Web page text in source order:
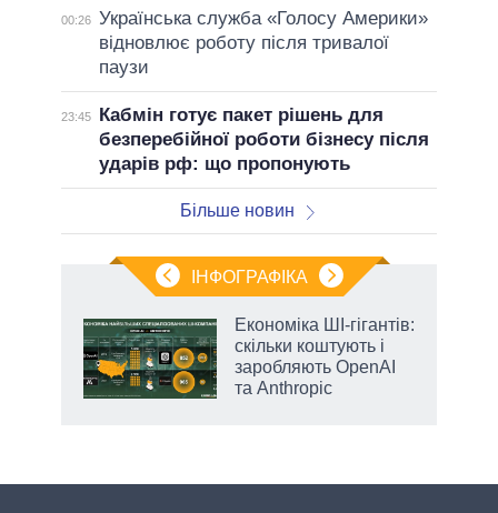
00:26 Українська служба «Голосу Америки»
відновлює роботу після тривалої
паузи
23:45
Кабмін готує пакет рішень для
безперебійної роботи бізнесу після
ударів рф: що пропонують
Більше новин
ІНФОГРАФІКА
Економіка ШІ-гігантів:
скільки коштують і
заробляють OpenAI
та Anthropic